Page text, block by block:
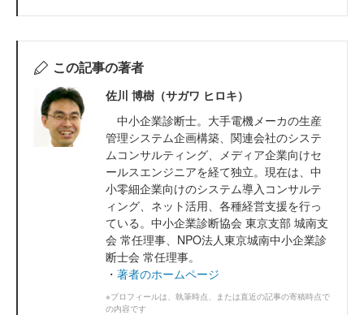
この記事の著者
佐川 博樹（サガワ ヒロキ）
中小企業診断士。大手電機メーカの生産
管理システム企画構築、関連会社のシステ
ムコンサルティング、メディア企業向けセ
ールスエンジニアを経て独立。現在は、中
小零細企業向けのシステム導入コンサルテ
ィング、ネット活用、各種経営支援を行っ
ている。中小企業診断協会 東京支部 城南支
会 常任理事、NPO法人東京城南中小企業診
断士会 常任理事。
・ 著者のホームページ
※プロフィールは、執筆時点、または直近の記事の寄稿時点で
の内容です